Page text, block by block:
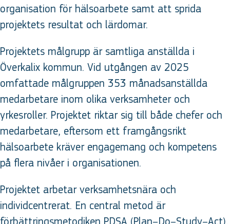
organisation för hälsoarbete samt att sprida
projektets resultat och lärdomar.
Projektets målgrupp är samtliga anställda i
Överkalix kommun. Vid utgången av 2025
omfattade målgruppen 353 månadsanställda
medarbetare inom olika verksamheter och
yrkesroller. Projektet riktar sig till både chefer och
medarbetare, eftersom ett framgångsrikt
hälsoarbete kräver engagemang och kompetens
på flera nivåer i organisationen.
Projektet arbetar verksamhetsnära och
individcentrerat. En central metod är